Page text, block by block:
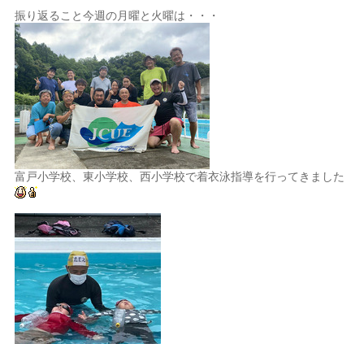
振り返ること今週の月曜と火曜は・・・
富戸小学校、東小学校、西小学校で着衣泳指導を行ってきました